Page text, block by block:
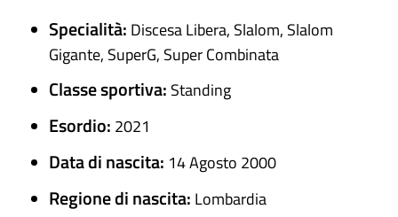
Specialità: Discesa Libera, Slalom, Slalom
Gigante, SuperG, Super Combinata
Classe sportiva: Standing
Esordio: 2021
Data di nascita: 14 Agosto 2000
Regione di nascita: Lombardia